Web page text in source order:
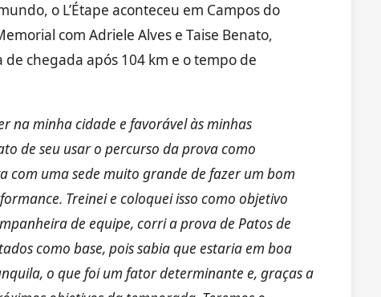
o L’Étape aconteceu em Campos do
com Adriele Alves e Taise Benato,
chegada após 104 km e o tempo de
na minha cidade e favorável às minhas
de seu usar o percurso da prova como
com uma sede muito grande de fazer um bom
Treinei e coloquei isso como objetivo
de equipe, corri a prova de Patos de
como base, pois sabia que estaria em boa
o que foi um fator determinante e, graças a